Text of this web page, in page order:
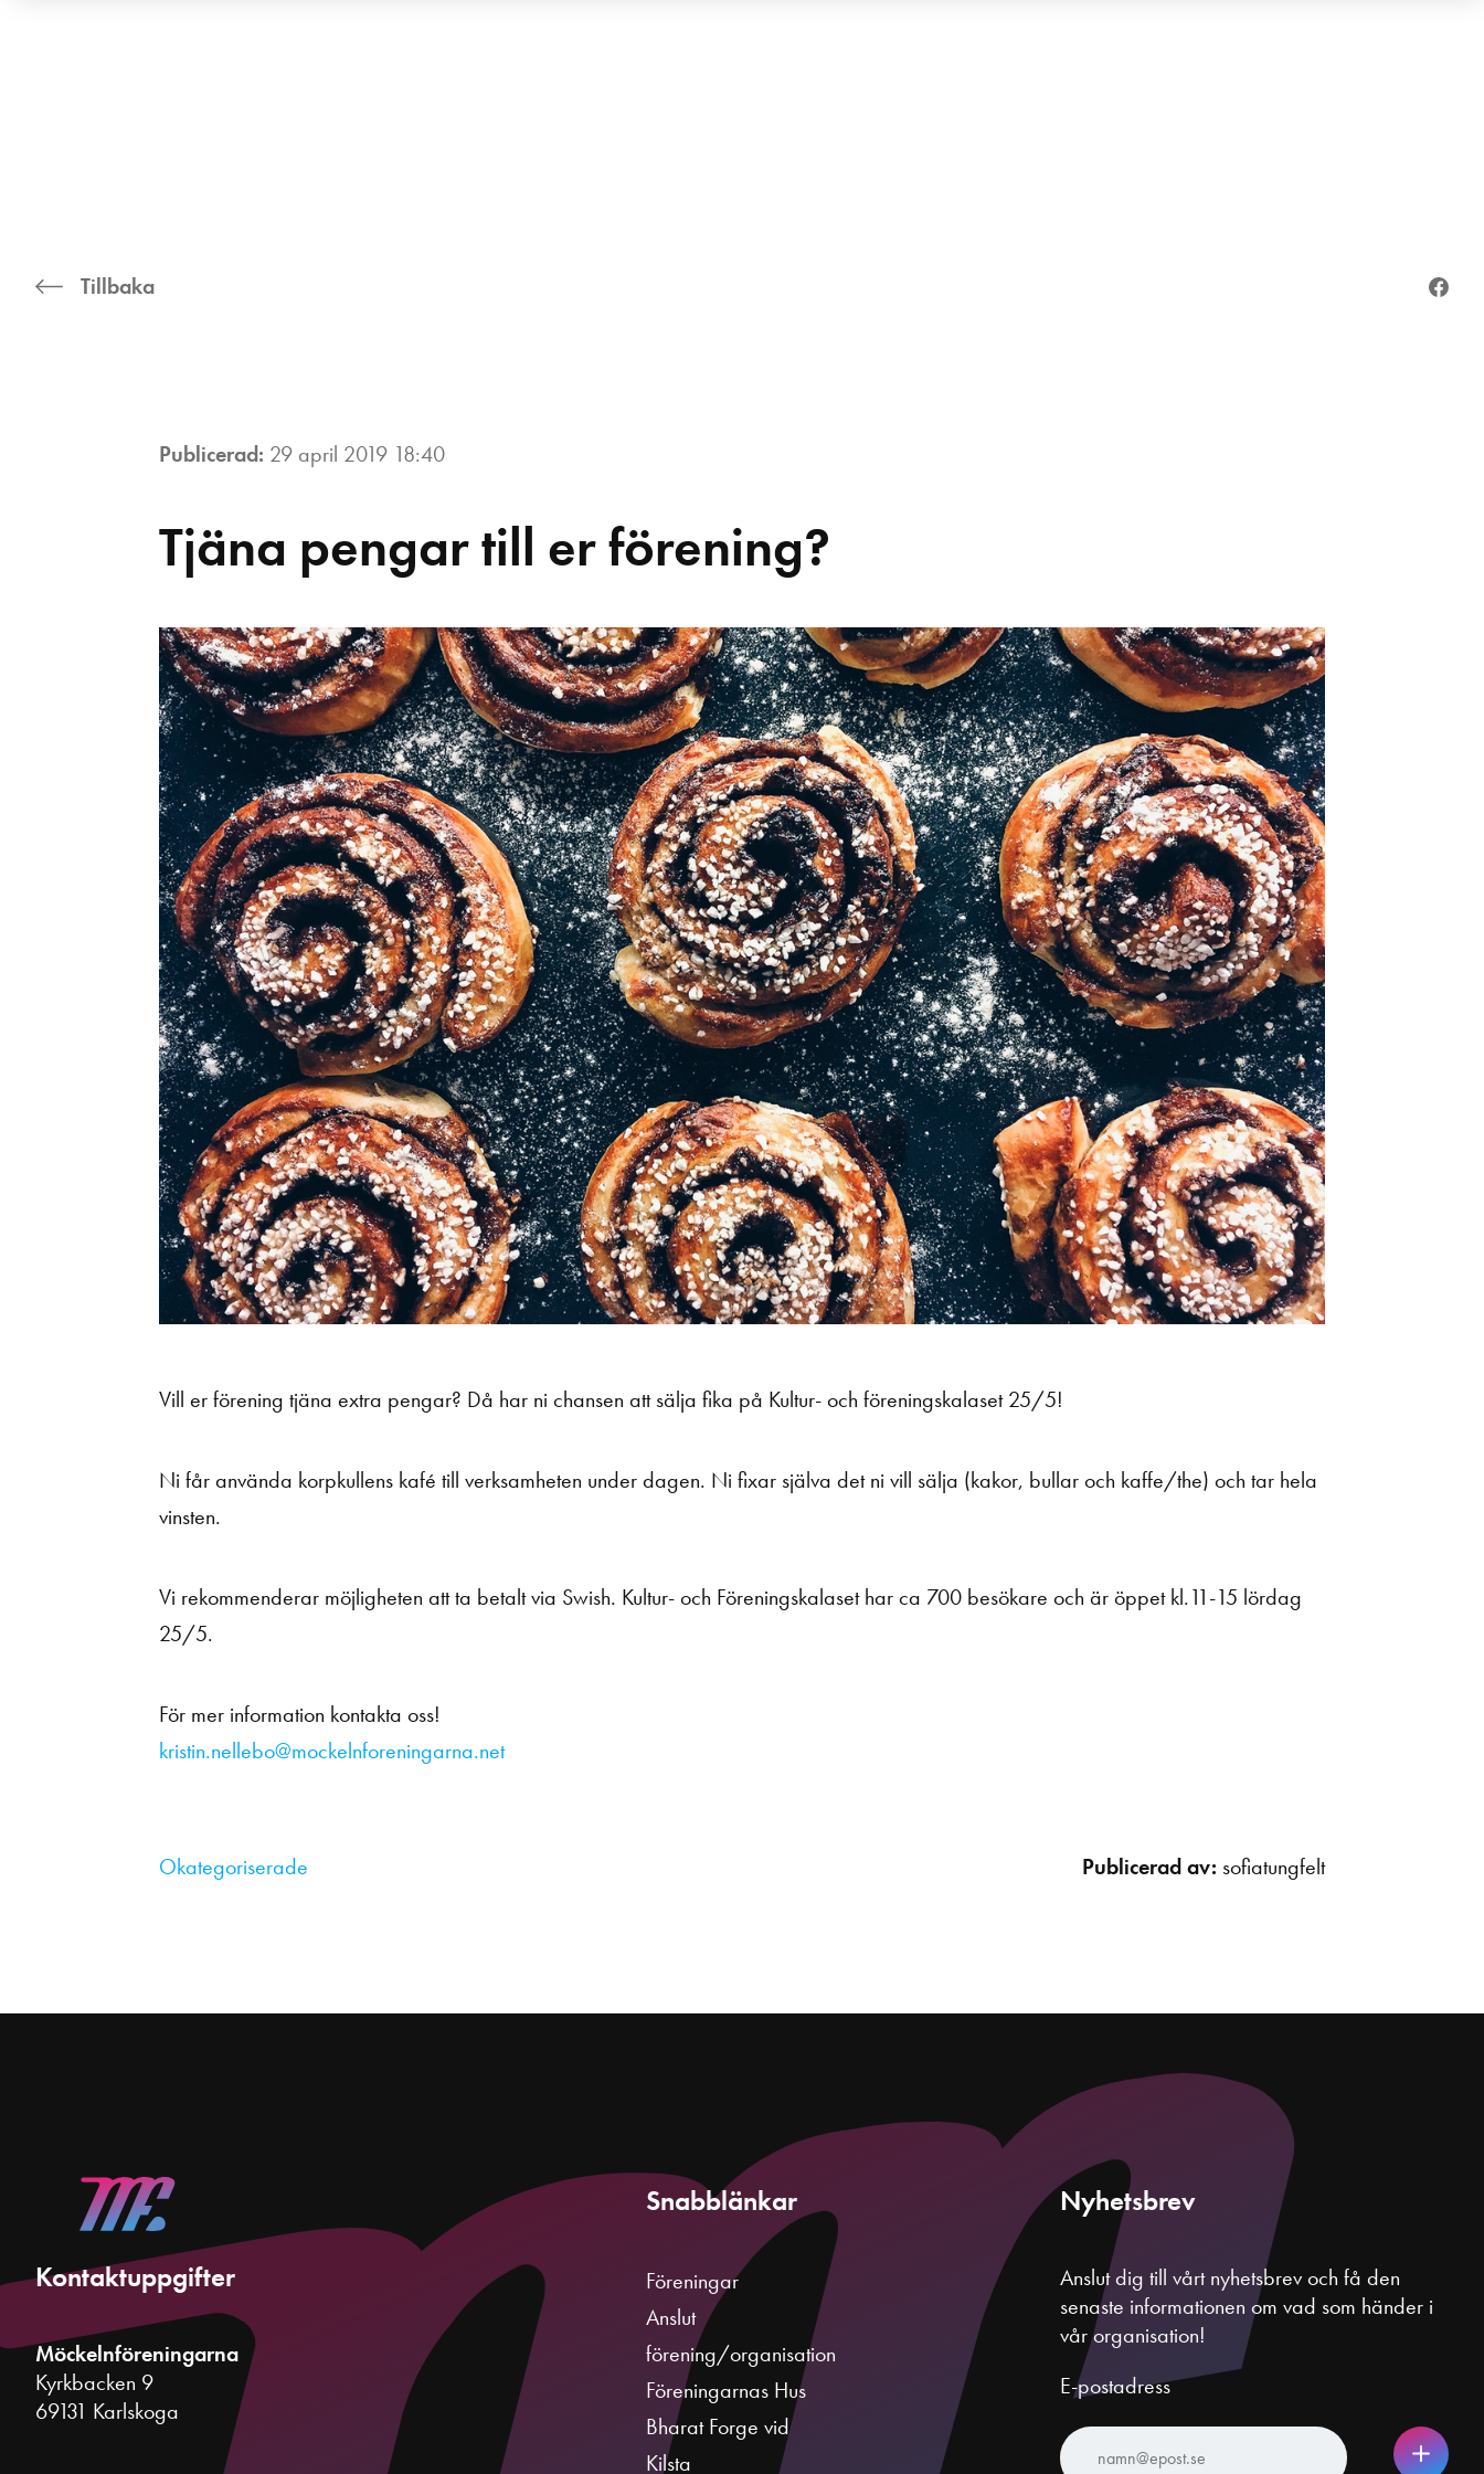
Tillbaka
Publicerad: 29 april 2019 18:40
Tjäna pengar till er förening?
Vill er förening tjäna extra pengar? Då har ni chansen att sälja fika på Kultur- och föreningskalaset 25/5!
Ni får använda korpkullens kafé till verksamheten under dagen. Ni fixar själva det ni vill sälja (kakor, bullar och kaffe/the) och tar hela
vinsten.
Vi rekommenderar möjligheten att ta betalt via Swish. Kultur- och Föreningskalaset har ca 700 besökare och är öppet kl.11-15 lördag
25/5.
För mer information kontakta oss!
kristin.nellebo@mockelnforeningarna.net
Okategoriserade Publicerad av: sofiatungfelt
Kontaktuppgifter
Möckelnföreningarna
Kyrkbacken 9
69131 Karlskoga
Snabblänkar
Föreningar
Anslut
förening/organisation
Föreningarnas Hus
Bharat Forge vid
Kilsta
Nyhetsbrev
Anslut dig till vårt nyhetsbrev och få den
senaste informationen om vad som händer i
vår organisation!
E-postadress